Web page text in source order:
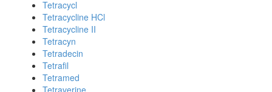
Tetracycl
Tetracycline HCl
Tetracycline II
Tetracyn
Tetradecin
Tetrafil
Tetramed
Tetraverine